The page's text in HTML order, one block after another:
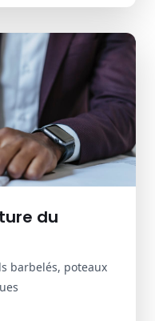
du
barbelés, poteaux